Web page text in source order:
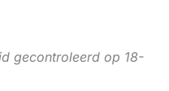
gecontroleerd op 18-